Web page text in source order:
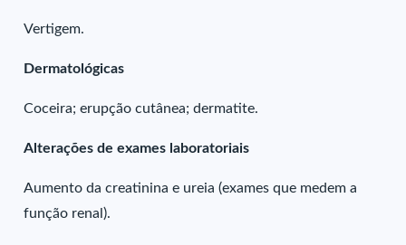
Vertigem.
Dermatológicas
Coceira; erupção cutânea; dermatite.
Alterações de exames laboratoriais
Aumento da creatinina e ureia (exames que medem a
função renal).